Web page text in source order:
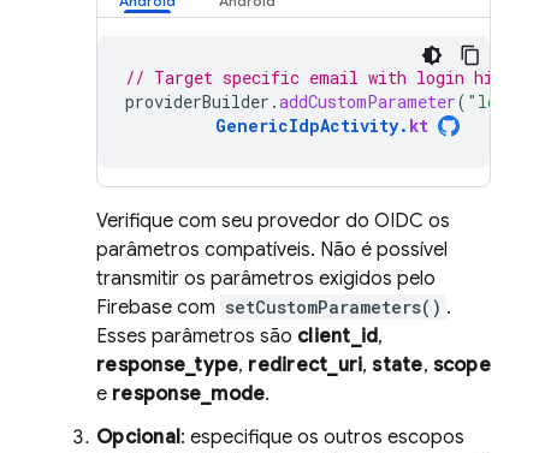
// Target specific email with login hint.
providerBuilder .addCustomParameter(
GenericIdpActivity. kt
Verifique com seu provedor do OIDC os
parâmetros compatíveis. Não é possível
transmitir os parâmetros exigidos pelo
Firebase com setCustomParameters() .
Esses parâmetros são client_id,
response_type, redirect_uri,state, scope
e response_mode.
Opcional: especifique os outros escopos